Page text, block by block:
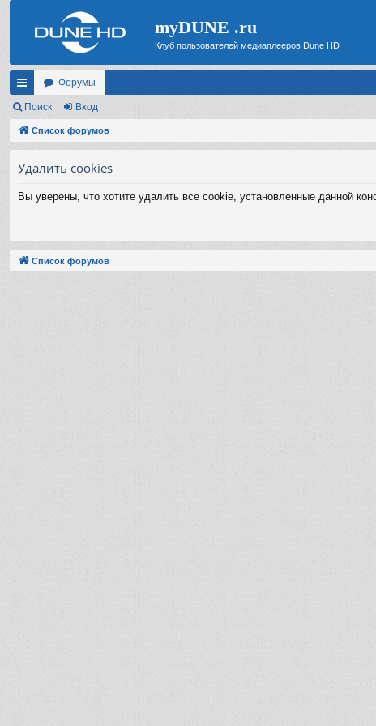
myDUNE .ru
Клуб пользователей медиаплееров Dune HD
с
ы
Форумы
Поиск Вход
Список форумов
Удалить cookies
Вы уверены, что хотите удалить все cookie, установленные данной
Список форумов